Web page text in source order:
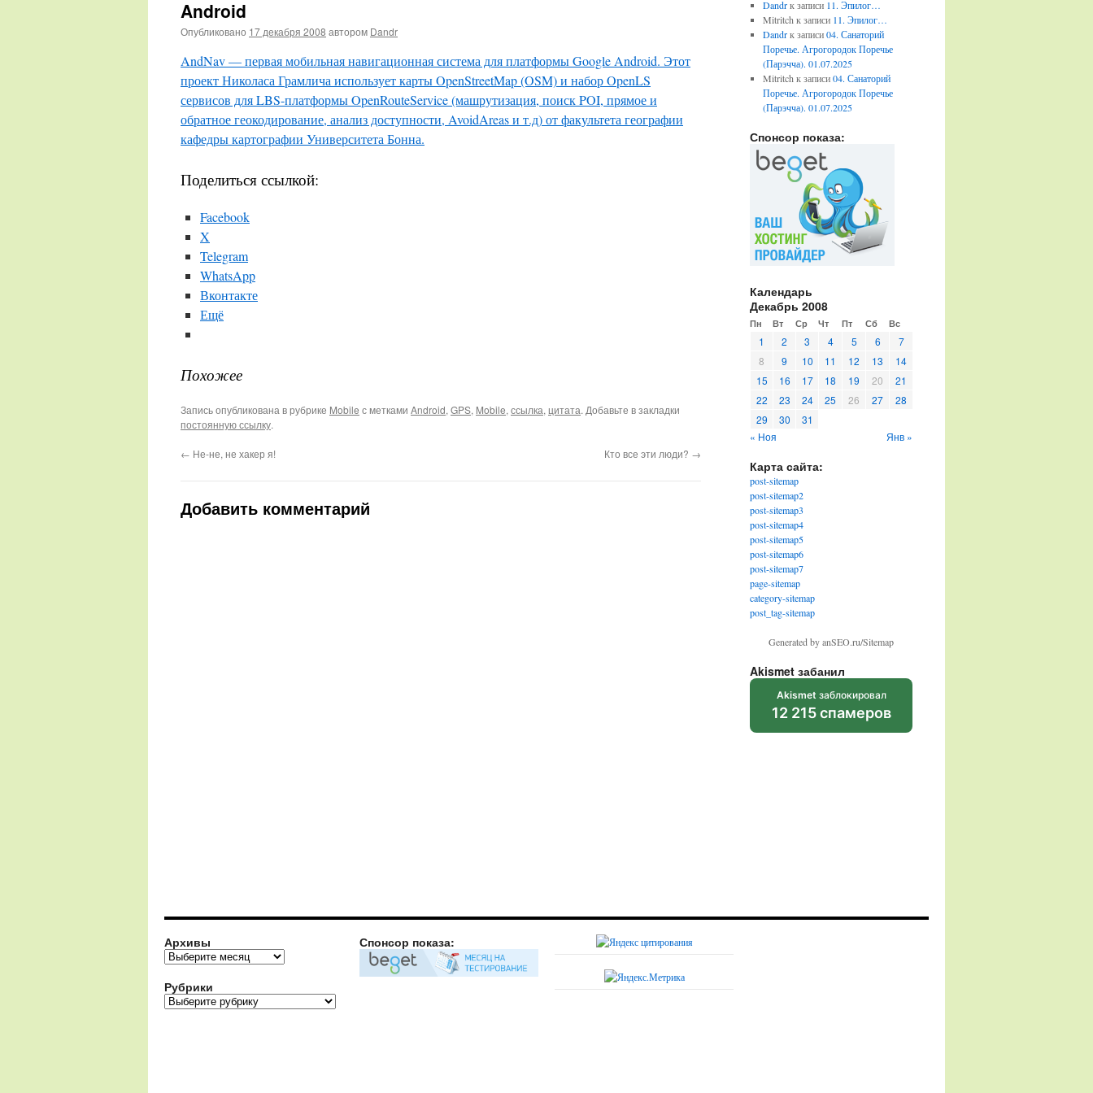
Android
Опубликовано 17 декабря 2008 автором Dandr
AndNav — первая мобильная навигационная система для платформы Google Android. Этот
проект Николаса Грамлича использует карты OpenStreetMap (OSM) и набор OpenLS
сервисов для LBS-платформы OpenRouteService (машрутизация, поиск POI, прямое и
обратное геокодирование, анализ доступности, AvoidAreas и т.д) от факультета географии
кафедры картографии Университета Бонна.
Поделиться ссылкой:
Facebook
X
Telegram
WhatsApp
Вконтакте
Ещё
Похожее
Запись опубликована в рубрике Mobile с метками Android, GPS, Mobile, ссылка, цитата. Добавьте в закладки
постоянную ссылку.
← Не-не, не хакер я! Кто все эти люди? →
Добавить комментарий
Dandrк записи 11. Эпилог…
Mitritch к записи 11. Эпилог…
Dandrк записи04. Санаторий
Поречье. Агрогородок Поречье
(Парэчча). 01.07.2025
Mitritch к записи04. Санаторий
Поречье. Агрогородок Поречье
(Парэчча). 01.07.2025
Спонсор показа:
Календарь
Декабрь 2008
Пн Вт Ср Чт Пт Сб Вс
1 2 3 4 5 6
7
8
9 10 11 12 13
14
15
16 17 18 19 20
21
22
23 24 25 26 27
28
29
30
31
« Ноя
Янв »
Карта сайта:
post-sitemap
post-sitemap2
post-sitemap3
post-sitemap4
post-sitemap5
post-sitemap6
post-sitemap7
page-sitemap
category-sitemap
post_tag-sitemap
Generated by anSEO.ru/Sitemap
Akismet забанил
Akismet заблокировал
12 215 спамеров
Архивы
Архивы
Рубрики
Рубрики
Спонсор показа: